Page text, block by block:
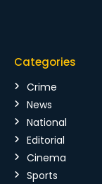
Categories
Crime
News
National
Editorial
Cinema
Sports